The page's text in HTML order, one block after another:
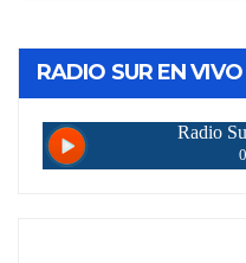
RADIO SUR EN VIVO